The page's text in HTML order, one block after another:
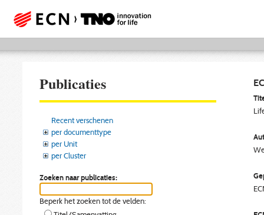
Publicaties
Recent verschenen
per documenttype
per Unit
per Cluster
Zoeken naar publicaties:
Beperk het zoeken tot de velden: